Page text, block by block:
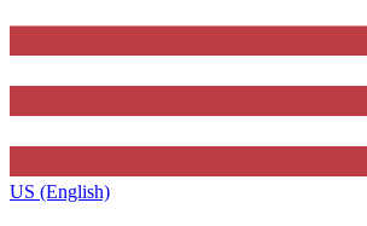
US (English)